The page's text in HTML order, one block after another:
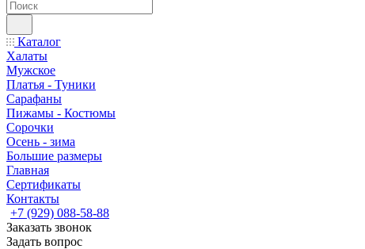
Каталог
Халаты
Мужское
Платья - Туники
Сарафаны
Пижамы - Костюмы
Сорочки
Oсень - зима
Большие размеры
Главная
Сертификаты
Контакты
+7 (929) 088-58-88
Заказать звонок
Задать вопрос